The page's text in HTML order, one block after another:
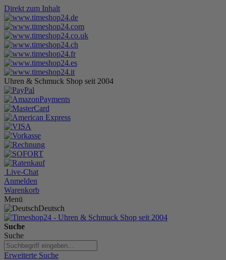
Direkt zum Inhalt
Uhren & Schmuck Shop seit 2004
Live-Chat
Anmelden
Warenkorb
Menü
Deutsch
Suche
Suche
Erweiterte Suche